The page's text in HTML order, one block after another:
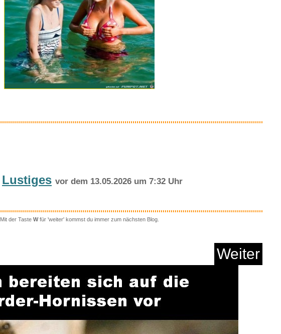
Lustiges vor dem 13.05.2026 um 7:32 Uhr
Mit der Taste Wfür 'weiter' kommst du immer zum nächsten Blog.
Weiter